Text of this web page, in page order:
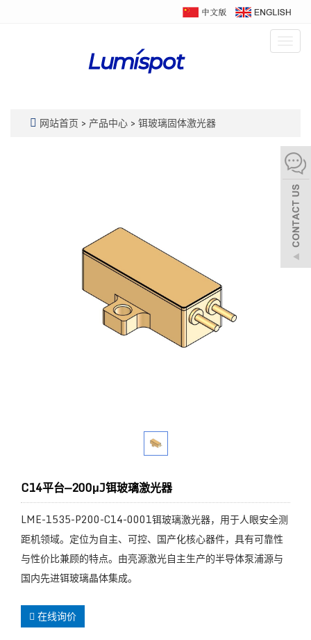
网站首页 > 产品中心 > 铒玻璃固体激光器
C14平台—200μJ铒玻璃激光器
LME-1535-P200-C14-0001铒玻璃激光器，用于人眼安全测
距机领域。定位为自主、可控、国产化核心器件，具有可靠性
与性价比兼顾的特点。由亮源激光自主生产的半导体泵浦源与
国内先进铒玻璃晶体集成。
在线询价